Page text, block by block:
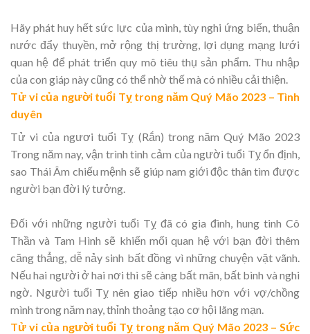
Hãy phát huy hết sức lực của mình, tùy nghi ứng biến, thuận
nước đẩy thuyền, mở rộng thị trường, lợi dụng mạng lưới
quan hệ để phát triển quy mô tiêu thụ sản phẩm. Thu nhập
của con giáp này cũng có thể nhờ thế mà có nhiều cải thiện.
Tử vi của người tuổi Tỵ trong năm Quý Mão 2023 – Tình
duyên
Tử vi của ngươi tuổi Tỵ (Rắn) trong năm Quý Mão 2023
Trong năm nay, vận trình tình cảm của người tuổi Tỵ ổn định,
sao Thái Âm chiếu mệnh sẽ giúp nam giới độc thân tìm được
người bạn đời lý tưởng.
Đối với những người tuổi Tỵ đã có gia đình, hung tinh Cô
Thần và Tam Hình sẽ khiến mối quan hệ với bạn đời thêm
căng thẳng, dễ nảy sinh bất đồng vì những chuyện vặt vãnh.
Nếu hai người ở hai nơi thì sẽ càng bất mãn, bất bình và nghi
ngờ. Người tuổi Tỵ nên giao tiếp nhiều hơn với vợ/chồng
mình trong năm nay, thỉnh thoảng tạo cơ hội lãng mạn.
Tử vi của người tuổi Tỵ trong năm Quý Mão 2023 – Sức